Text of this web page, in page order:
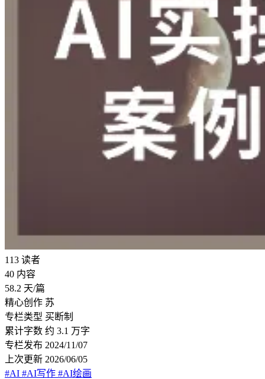
113 读者
40 内容
58.2 天/篇
精心创作 苏
专栏类型 买断制
累计字数 约 3.1 万字
专栏发布 2024/11/07
上次更新 2026/06/05
#AI #AI写作 #AI绘画